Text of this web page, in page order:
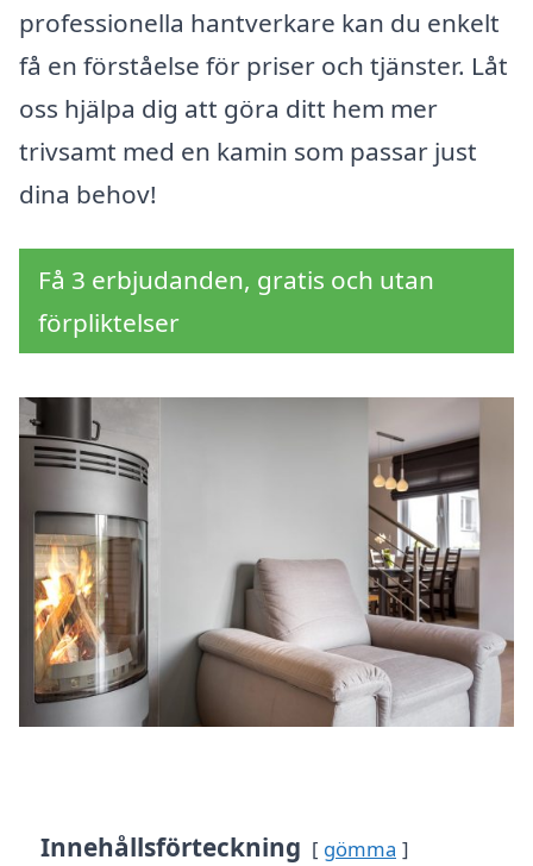
professionella hantverkare kan du enkelt
få en förståelse för priser och tjänster. Låt
oss hjälpa dig att göra ditt hem mer
trivsamt med en kamin som passar just
dina behov!
Få 3 erbjudanden, gratis och utan
förpliktelser
Innehållsförteckning gömma